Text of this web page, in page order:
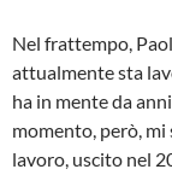
Nel frattempo,
attualmente sta
ha in mente da
momento, però, mi
lavoro, uscito nel